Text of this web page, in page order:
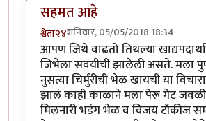
सहमत आहे
श्वेता२४शनिवार, 05/05/2018 18:34
आपण जिथे वाढतो तिथल्या
जिभेला सवयीची झालेली असते. मला
नुसत्या चिर्मुरीची भेळ खायची या
झालं काही काळाने मला पेरू गेट
मिलनारी भडंग भेळ व विजय टॉकीज